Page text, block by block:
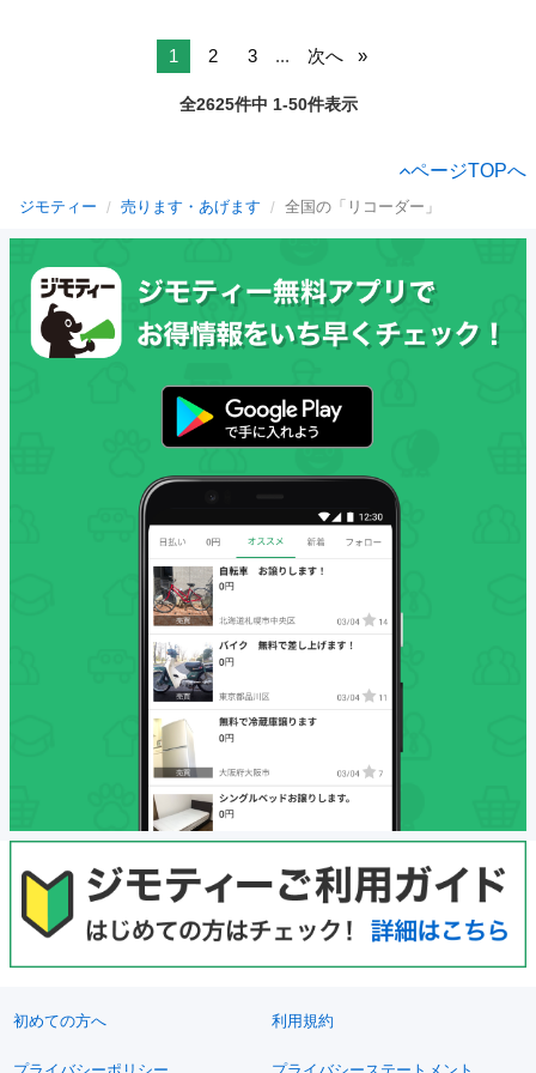
1 2 3 ... 次へ
全2625件中 1-50件表示
ページTOPへ
ジモティー 売ります・あげます 全国の「リコーダー」
初めての方へ 利用規約